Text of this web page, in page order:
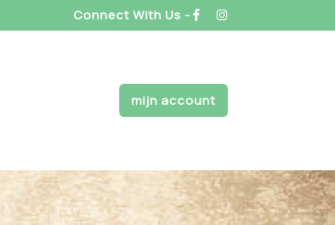
Connect With Us -
mijn account